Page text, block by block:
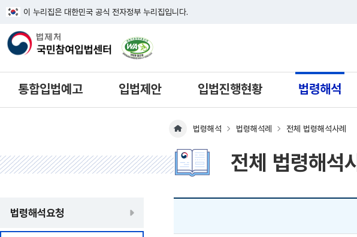
이 누리집은 대한민국 공식 전자정부 누리집입니다.
한국웹접근성인증평가원 웹접근성 사이트 새창열림으로 이동
통합입법예고 입법제안 입법진행현황 법령해석
법령해석요청
메인페이지 이동
법령해석 법령해석례 전체 법령해석사례
전체 법령해석